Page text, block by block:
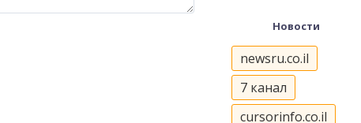
Новости
newsru.co.il
7 канал
cursorinfo.co.il